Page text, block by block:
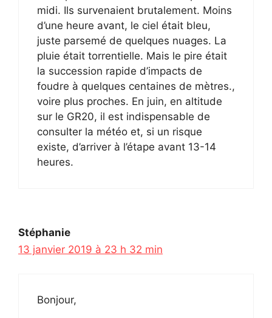
midi. Ils survenaient brutalement. Moins
d’une heure avant, le ciel était bleu,
juste parsemé de quelques nuages. La
pluie était torrentielle. Mais le pire était
la succession rapide d’impacts de
foudre à quelques centaines de mètres.,
voire plus proches. En juin, en altitude
sur le GR20, il est indispensable de
consulter la météo et, si un risque
existe, d’arriver à l’étape avant 13-14
heures.
Stéphanie
13 janvier 2019 à 23 h 32 min
Bonjour,